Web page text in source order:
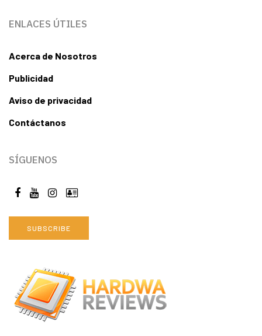
ENLACES ÚTILES
Acerca de Nosotros
Publicidad
Aviso de privacidad
Contáctanos
SÍGUENOS
SUBSCRIBE